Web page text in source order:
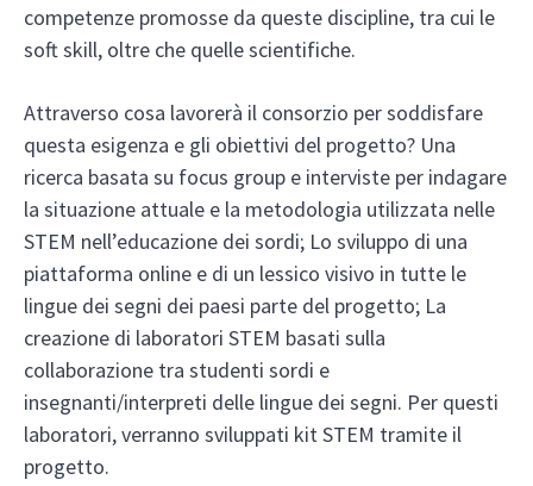
competenze promosse da queste discipline, tra cui le
soft skill, oltre che quelle scientifiche.
Attraverso cosa lavorerà il consorzio per soddisfare
questa esigenza e gli obiettivi del progetto? Una
ricerca basata su focus group e interviste per indagare
la situazione attuale e la metodologia utilizzata nelle
STEM nell’educazione dei sordi; Lo sviluppo di una
piattaforma online e di un lessico visivo in tutte le
lingue dei segni dei paesi parte del progetto; La
creazione di laboratori STEM basati sulla
collaborazione tra studenti sordi e
insegnanti/interpreti delle lingue dei segni. Per questi
laboratori, verranno sviluppati kit STEM tramite il
progetto.